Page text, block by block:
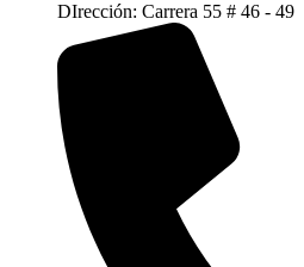
DIrección: Carrera 55 # 46 - 49